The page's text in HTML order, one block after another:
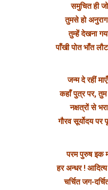
समुचित ही
तुमसे हो
तुम्हें देखना
पाँखी पोत भाँत
जन्म दे रहीं
कहाँ पुत्र पर,
नक्षत्रों से
गौरव सूर्योदय
परम पुरुष इक
हर अन्धर !
चर्चित जग-